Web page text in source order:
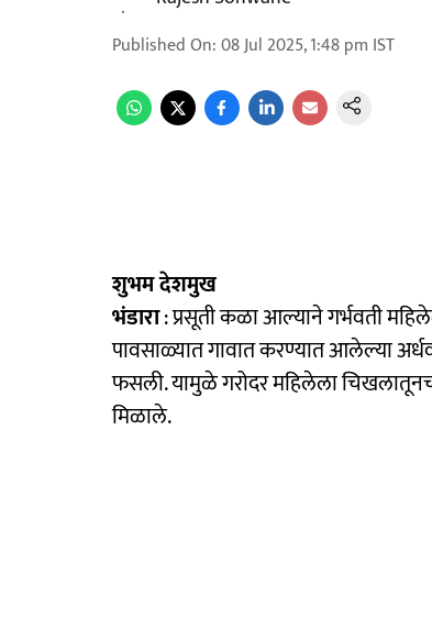
Published On:08 Jul 2025, 1:48 pm IST
शुभम देशमुख
भंडारा: प्रसूती कळा आल्याने गर्भवती
पावसाळ्यात गावात करण्यात आलेल्या
फसली. यामुळे गरोदर महिलेला चिखलातूनच
मिळाले.